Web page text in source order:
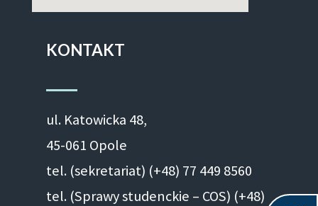
KONTAKT
ul. Ka­to­wic­ka 48,
45-061 Opole
tel. (sekretariat) (+48) 77 449 8560
tel. (Sprawy studenckie – COS) (+48)